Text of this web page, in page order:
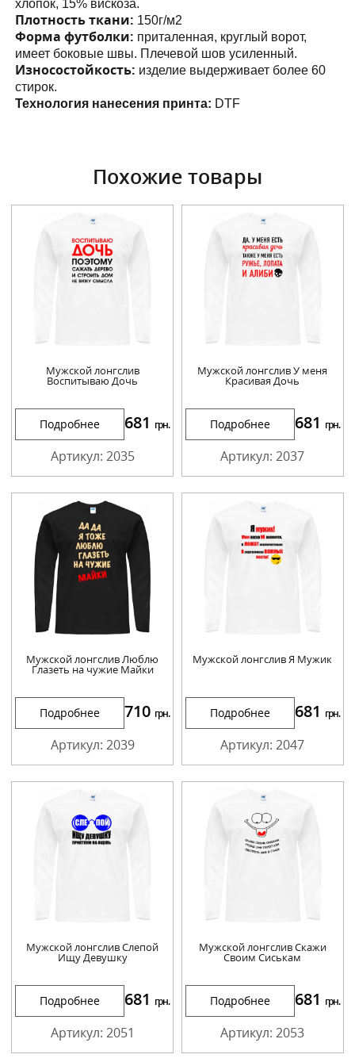
хлопок, 15% вискоза.
Плотность ткани: 150г/м2
Форма футболки: приталенная, круглый ворот,
имеет боковые швы. Плечевой шов усиленный.
Износостойкость: изделие выдерживает более 60
стирок.
Технология нанесения принта: DTF
Похожие товары
Мужской лонгслив
Воспитываю Дочь
Подробнее 681 грн.
Артикул: 2035
Мужской лонгслив У меня
Красивая Дочь
Подробнее 681 грн.
Артикул: 2037
Мужской лонгслив Люблю
Глазеть на чужие Майки
Подробнее 710 грн.
Артикул: 2039
Мужской лонгслив Я Мужик
Подробнее 681 грн.
Артикул: 2047
Мужской лонгслив Слепой
Ищу Девушку
Подробнее 681 грн.
Артикул: 2051
Мужской лонгслив Скажи
Своим Сиськам
Подробнее 681 грн.
Артикул: 2053